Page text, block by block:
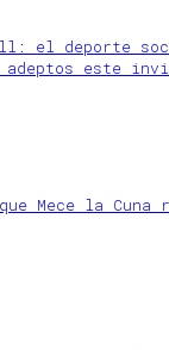
el deporte
adeptos este
que Mece la